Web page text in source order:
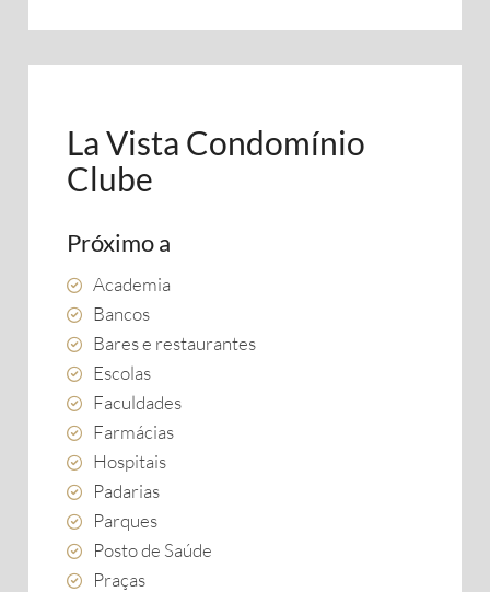
La Vista Condomínio
Clube
Próximo a
Academia
Bancos
Bares e restaurantes
Escolas
Faculdades
Farmácias
Hospitais
Padarias
Parques
Posto de Saúde
Praças